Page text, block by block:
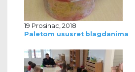
19 Prosinac, 2018
Paletom ususret blagdanima